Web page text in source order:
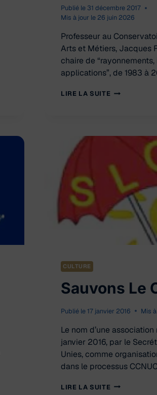
Publié le 31 décembre 2017
Mis à jour le 26 juin 2026
Professeur au
Arts et Métiers, Jacques
chaire de
applications”, de 1983 à
LIRE LA SUITE CHRONIQUES
CULTURE
Sauvons Le
Publié le 17 janvier 2016 Mis
Le nom d’une
janvier 2016, par le
Unies, comme
dans le processus
LIRE LA SUITE SAUVONS